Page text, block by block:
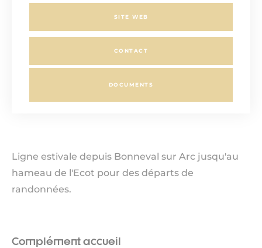
Ligne estivale depuis Bonneval sur Arc jusqu'au
hameau de l'Ecot pour des départs de
randonnées.
Complément accueil
SITE WEB
CONTACT
DOCUMENTS